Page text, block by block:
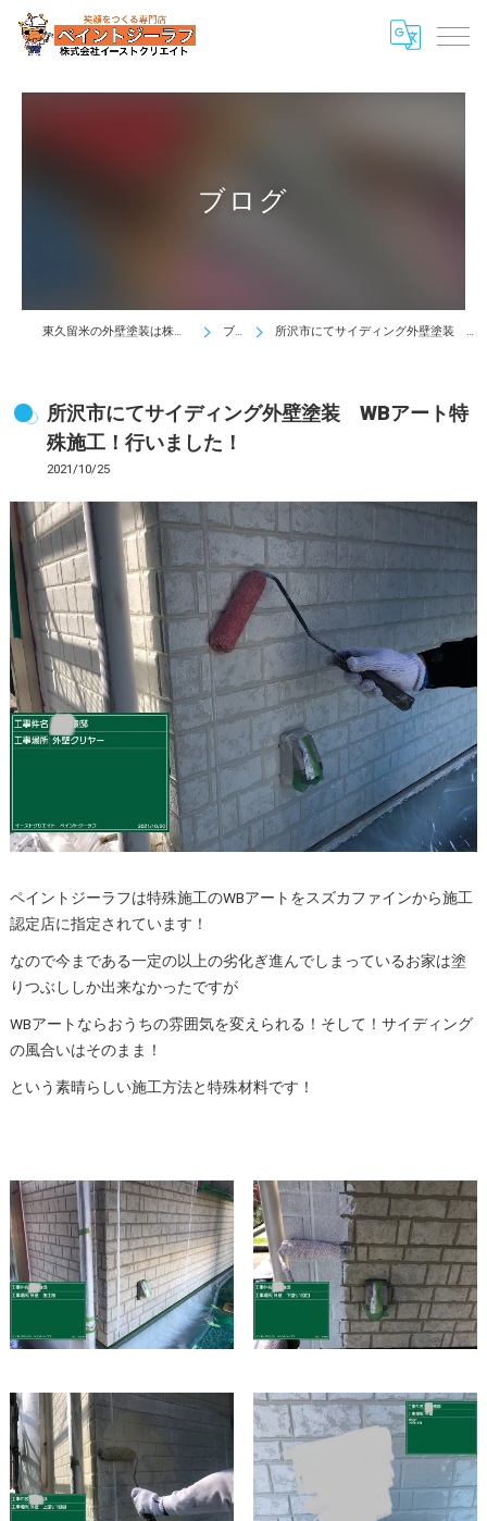
ブログ
東久留米の外壁塗装は株式会社イーストクリエイト ブログ 所沢市にてサイディング外壁塗装 WBアート特殊施工！行いました！
所沢市にてサイディング外壁塗装 WBアート特
殊施工！行いました！
2021/10/25
ペイントジーラフは特殊施工のWBアートをスズカファインから施工
認定店に指定されています！
なので今まである一定の以上の劣化ぎ進んでしまっているお家は塗
りつぶししか出来なかったですが
WBアートならおうちの雰囲気を変えられる！そして！サイディング
の風合いはそのまま！
という素晴らしい施工方法と特殊材料です！